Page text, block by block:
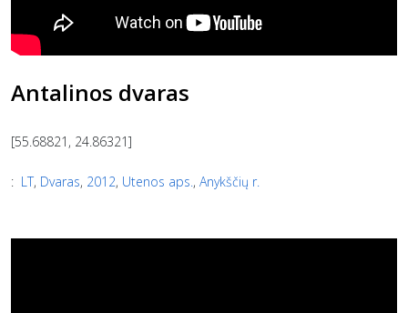
Antalinos dvaras
[55.68821, 24.86321]
: LT, Dvaras, 2012, Utenos aps., Anykščių r.